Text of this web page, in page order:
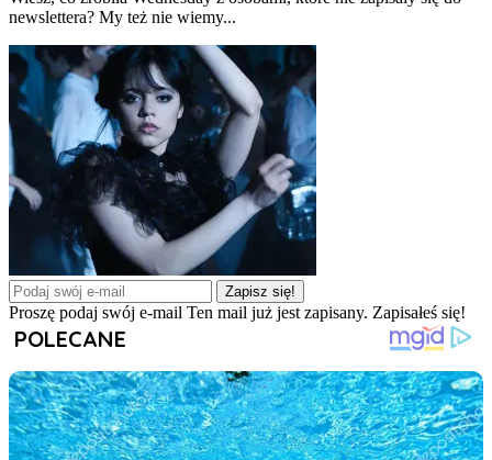
newslettera? My też nie wiemy...
Zapisz się!
Proszę podaj swój e-mail Ten mail już jest zapisany. Zapisałeś się!